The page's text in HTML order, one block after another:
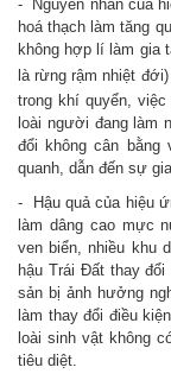
- Nguyên nhân của
hoá thạch làm tăng
không hợp lí làm gia
là rừng rậm nhiệt
trong khí quyển,
loài người đang làm
đổi không cân
quanh, dẫn đến sự
- Hậu quả của hiệu
làm dâng cao mực
ven biển, nhiều khu
hậu Trái Đất thay
sản bị ảnh hưởng
làm thay đổi điều
loài sinh vật không
tiêu diệt.